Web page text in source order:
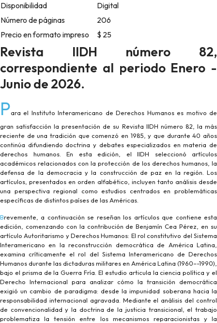
Disponibilidad
Digital
Número de páginas
206
Precio en formato impreso
$ 25
Revista IIDH número 82,
correspondiente al periodo Enero -
Junio de 2026.
Para el Instituto Interamericano de Derechos Humanos es motivo de
gran satisfacción la presentación de su Revista IIDH número 82, la más
reciente de una tradición que comenzó en 1985, y que durante 40 años
continúa difundiendo doctrina y debates especializados en materia de
derechos humanos. En esta edición, el IIDH seleccionó artículos
académicos relacionados con la protección de los derechos humanos, la
defensa de la democracia y la construcción de paz en la región. Los
artículos, presentados en orden alfabético, incluyen tanto análisis desde
una perspectiva regional como estudios centrados en problemáticas
específicas de distintos países de las Américas.
Brevemente, a continuación se reseñan los artículos que contiene esta
edición, comenzando con la contribución de Benjamín Cea Pérez, en su
artículo Autoritarismo y Derechos Humanos: El rol constitutivo del Sistema
Interamericano en la reconstrucción democrática de América Latina,
examina críticamente el rol del Sistema Interamericano de Derechos
Humanos durante las dictaduras militares en América Latina (1960–-1990),
bajo el prisma de la Guerra Fría. El estudio articula la ciencia política y el
Derecho Internacional para analizar cómo la transición democrática
exigió un cambio de paradigma: desde la impunidad soberana hacia la
responsabilidad internacional agravada. Mediante el análisis del control
de convencionalidad y la doctrina de la justicia transicional, el trabajo
problematiza la tensión entre los mecanismos reparacionistas y la